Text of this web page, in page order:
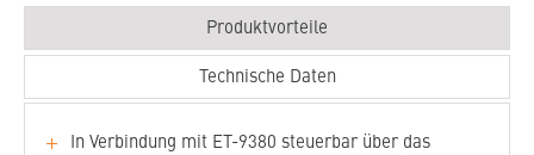
Produktvorteile
Technische Daten
In Verbindung mit ET-9380 steuerbar über das